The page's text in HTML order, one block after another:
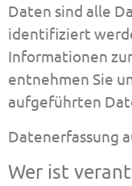
Daten sind alle
identifiziert
Informationen
entnehmen Sie
aufgeführten
Datenerfassung
Wer ist